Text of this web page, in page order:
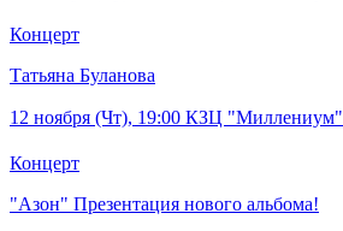
Концерт
Татьяна Буланова
12 ноября (Чт), 19:00 КЗЦ "Миллениум"
Концерт
"Азон" Презентация нового альбома!